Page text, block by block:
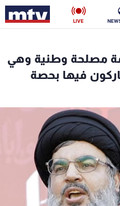
LIVE
مصلحة وطنية وهي
فيها بحصة
فن
رياضة